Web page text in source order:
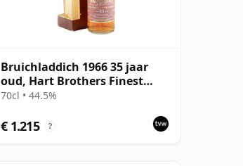
Bruichladdich 1966 35 jaar
oud, Hart Brothers Finest
Collection 2001 Bottling with
70cl • 44.5%
€ 1.215 ?